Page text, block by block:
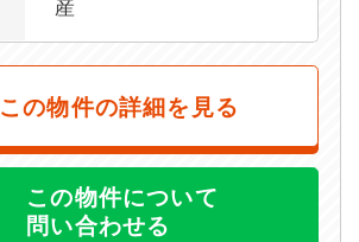
産
この物件の詳細を見る
この物件について
問い合わせる